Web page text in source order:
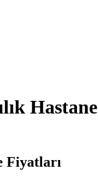
Hastane
Fiyatları